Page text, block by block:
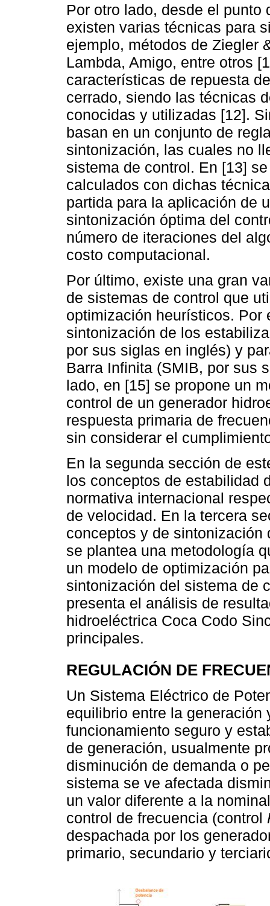
Por otro lado, desde el
existen varias técnicas para
ejemplo, métodos de Ziegler
Lambda, Amigo, entre otros
características de repuesta
cerrado, siendo las técnicas
conocidas y utilizadas [12].
basan en un conjunto de
sintonización, las cuales no
sistema de control. En [13]
calculados con dichas
partida para la aplicación de
sintonización óptima del
número de iteraciones del
costo computacional.
Por último, existe una gran
de sistemas de control que
optimización heurísticos. Por
sintonización de los
por sus siglas en inglés) y
Barra Infinita (SMIB, por sus
lado, en [15] se propone un
control de un generador
respuesta primaria de
sin considerar el
En la segunda sección de
los conceptos de estabilidad
normativa internacional
de velocidad. En la tercera
conceptos y de sintonización
se plantea una metodología
un modelo de optimización
sintonización del sistema de
presenta el análisis de
hidroeléctrica Coca Codo
principales.
REGULACIÓN DE
Un Sistema Eléctrico de
equilibrio entre la generación
funcionamiento seguro y
de generación, usualmente
disminución de demanda o
sistema se ve afectada
un valor diferente a la
control de frecuencia (control
despachada por los
primario, secundario y